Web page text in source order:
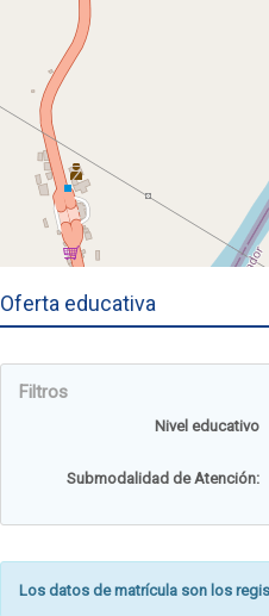
Oferta educativa
Filtros
Nivel educativo
Submodalidad de Atención:
Los datos de matrícula son los